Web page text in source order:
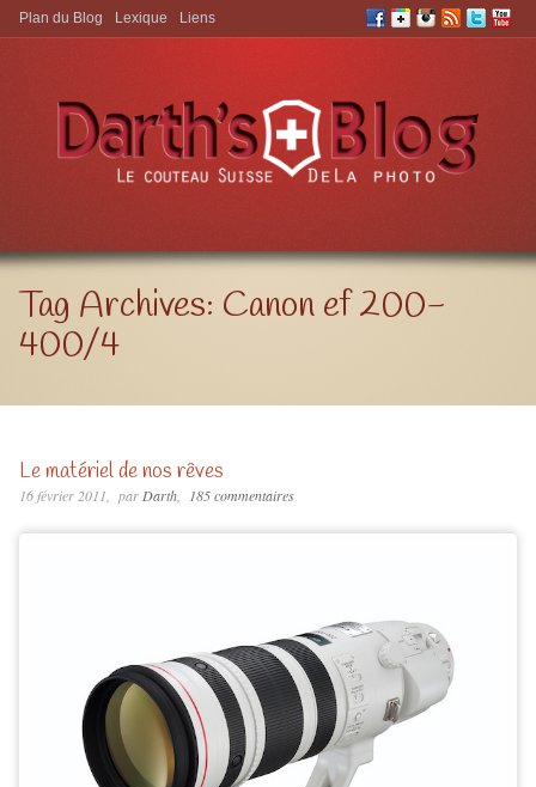
Aller à:
Plan du Blog Lexique Liens
Tag Archives: Canon ef 200-
400/4
Le matériel de nos rêves
16 février 2011 parDarth 185 commentaires